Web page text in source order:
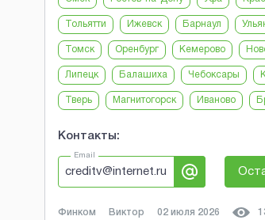
Тольятти Ижевск Барнаул
Томск Оренбург Кемерово
Липецк Балашиха Чебоксары
Тверь Магнитогорск Иваново
Контакты:
Email
creditv@internet.ru
Финком Виктор 02 июля 2026